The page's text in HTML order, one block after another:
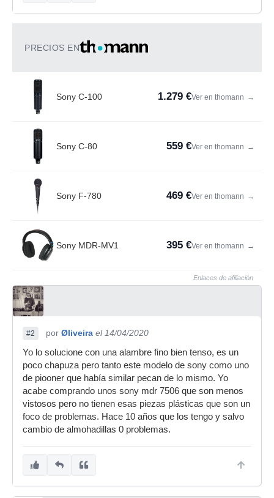
PRECIOS EN
Sony C-100 1.279 €Ver en thomann →
Sony C-80 559 €Ver en thomann →
Sony F-780 469 €Ver en thomann →
Sony MDR-MV1 395 €Ver en thomann →
Enlaces de afiliación
#2 por Øliveira el 14/04/2020
Yo lo solucione con una alambre fino bien tenso, es un
poco chapuza pero tanto este modelo de sony como uno
de piooner que había similar pecan de lo mismo. Yo
acabe comprando unos sony mdr 7506 que son menos
vistosos pero no tienen esas piezas plásticas que son un
foco de problemas. Hace 10 años que los tengo y salvo
cambio de almohadillas 0 problemas.